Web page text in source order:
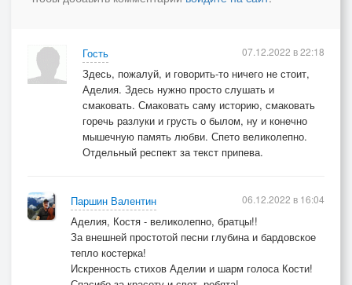
Друг без друга дня не жили.
Рядом посидим часок,
Мой любимый друг.
Стрелки медленно, но верно
Чертят энный круг.
Увлеклись воспоминаньем,
Утренний туман.
Это всё обман.
В прошлом песни те, что пели,
Нежный мех уральской ели,
Искры, улетающие ввысь.
Гость
Здесь, пожалуй, и говорить-то ничего не стоит,
Аделия. Здесь нужно просто слушать и
смаковать. Смаковать саму историю, смаковать
горечь разлуки и грусть о былом, ну и конечно
мышечную память любви. Спето великолепно.
Отдельный респект за текст припева.
07.12.2022 в 22:18
Паршин Валентин
Аделия, Костя - великолепно, братцы!!
За внешней простотой песни глубина и бардовское
тепло костерка!
Искренность стихов Аделии и шарм голоса Кости!
06.12.2022 в 16:04